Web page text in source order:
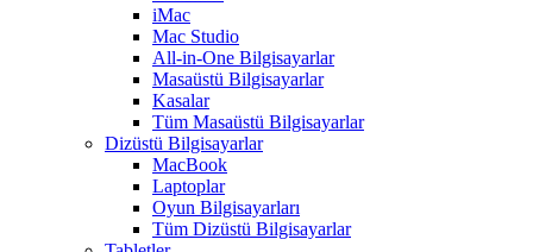
iMac
Mac Studio
All-in-One Bilgisayarlar
Masaüstü Bilgisayarlar
Kasalar
Tüm Masaüstü Bilgisayarlar
Dizüstü Bilgisayarlar
MacBook
Laptoplar
Oyun Bilgisayarları
Tüm Dizüstü Bilgisayarlar